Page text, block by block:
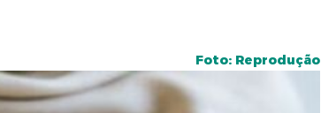
Foto: Reprodução